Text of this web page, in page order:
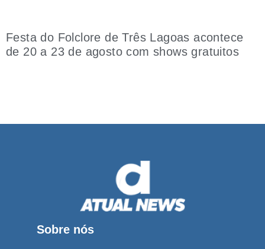
Festa do Folclore de Três Lagoas acontece
de 20 a 23 de agosto com shows gratuitos
Sobre nós